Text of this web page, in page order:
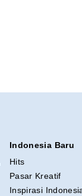
Indonesia Baru
Hits
Pasar Kreatif
Inspirasi